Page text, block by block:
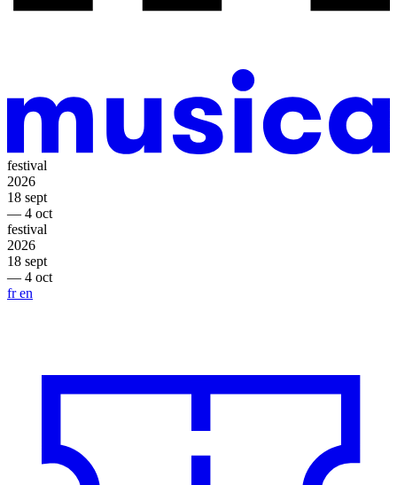
festival
2026
18 sept
— 4 oct
festival
2026
18 sept
— 4 oct
fren